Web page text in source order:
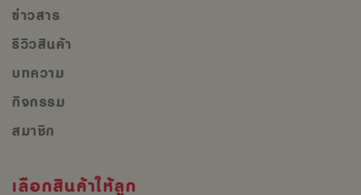
ข่าวสาร
รีวิวสินค้า
บทความ
กิจกรรม
สมาชิก
เลือกสินค้าให้ลูก